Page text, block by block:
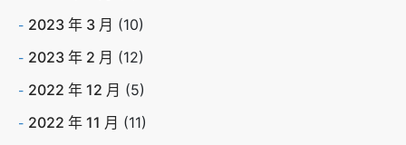
2023 年 3 月 (10)
2023 年 2 月 (12)
2022 年 12 月 (5)
2022 年 11 月 (11)